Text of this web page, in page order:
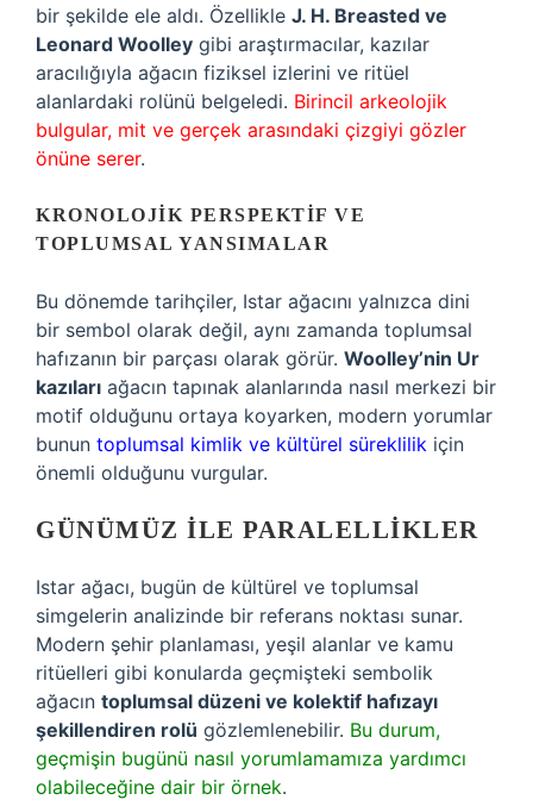
bir şekilde ele aldı. Özellikle J. H. Breasted ve
Leonard Woolley gibi araştırmacılar, kazılar
aracılığıyla ağacın fiziksel izlerini ve ritüel
alanlardaki rolünü belgeledi. Birincil arkeolojik
bulgular, mit ve gerçek arasındaki çizgiyi gözler
önüne serer.
KRONOLOJIK PERSPEKTIF VE
TOPLUMSAL YANSIMALAR
Bu dönemde tarihçiler, Istar ağacını yalnızca dini
bir sembol olarak değil, aynı zamanda toplumsal
hafızanın bir parçası olarak görür. Woolley’nin Ur
kazıları ağacın tapınak alanlarında nasıl merkezi bir
motif olduğunu ortaya koyarken, modern yorumlar
bunun toplumsal kimlik ve kültürel süreklilik için
önemli olduğunu vurgular.
GÜNÜMÜZ ILE PARALELLIKLER
Istar ağacı, bugün de kültürel ve toplumsal
simgelerin analizinde bir referans noktası sunar.
Modern şehir planlaması, yeşil alanlar ve kamu
ritüelleri gibi konularda geçmişteki sembolik
ağacın toplumsal düzeni ve kolektif hafızayı
şekillendiren rolü gözlemlenebilir. Bu durum,
geçmişin bugünü nasıl yorumlamamıza yardımcı
olabileceğine dair bir örnek.